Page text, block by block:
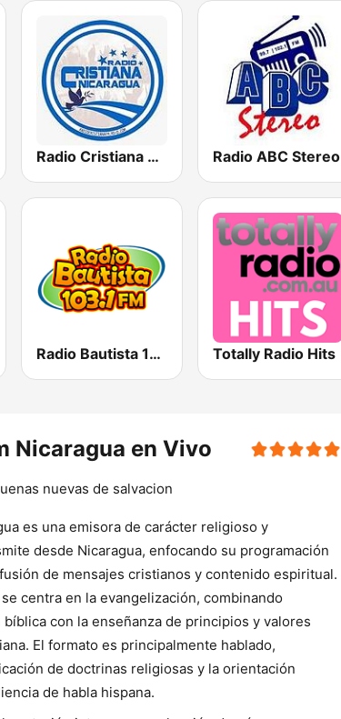
Radio Cristiana Nicaragua Radio ABC Stereo
Radio Bautista 103.1 FM Totally Radio Hits
Nicaragua en Vivo
nuevas de salvacion
es una emisora de carácter religioso y
desde Nicaragua, enfocando su programación
de mensajes cristianos y contenido espiritual.
centra en la evangelización, combinando
con la enseñanza de principios y valores
El formato es principalmente hablado,
de doctrinas religiosas y la orientación
de habla hispana.